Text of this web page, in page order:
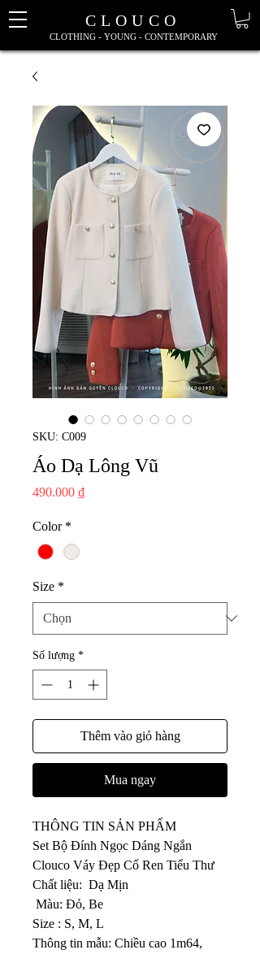
CLOUCO
CLOTHING - YOUNG - CONTEMPORARY
SKU: C009
Áo Dạ Lông Vũ
490.000 ₫Giá
Color *
Size *
Số lượng *
Thêm vào giỏ hàng
Mua ngay
THÔNG TIN SẢN PHẨM
Set Bộ Đính Ngọc Dáng Ngắn
Clouco Váy Đẹp Cổ Ren Tiểu Thư
Chất liệu:  Dạ Mịn
Màu: Đỏ, Be
Size : S, M, L
Thông tin mẫu: Chiều cao 1m64,